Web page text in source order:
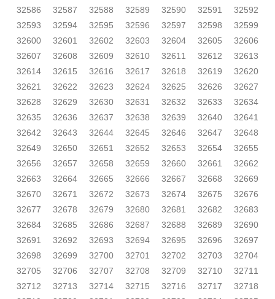
32586
32587 32588 32589 32590 32591
32592
32593
32594 32595 32596 32597 32598
32599
32600
32601 32602 32603 32604 32605
32606
32607
32608 32609 32610 32611 32612
32613
32614
32615 32616 32617 32618 32619
32620
32621
32622 32623 32624 32625 32626
32627
32628
32629 32630 32631 32632 32633
32634
32635
32636 32637 32638 32639 32640
32641
32642
32643 32644 32645 32646 32647
32648
32649
32650 32651 32652 32653 32654
32655
32656
32657 32658 32659 32660 32661
32662
32663
32664 32665 32666 32667 32668
32669
32670
32671 32672 32673 32674 32675
32676
32677
32678 32679 32680 32681 32682
32683
32684
32685 32686 32687 32688 32689
32690
32691
32692 32693 32694 32695 32696
32697
32698
32699 32700 32701 32702 32703
32704
32705
32706 32707 32708 32709 32710
32711
32712
32713 32714 32715 32716 32717
32718